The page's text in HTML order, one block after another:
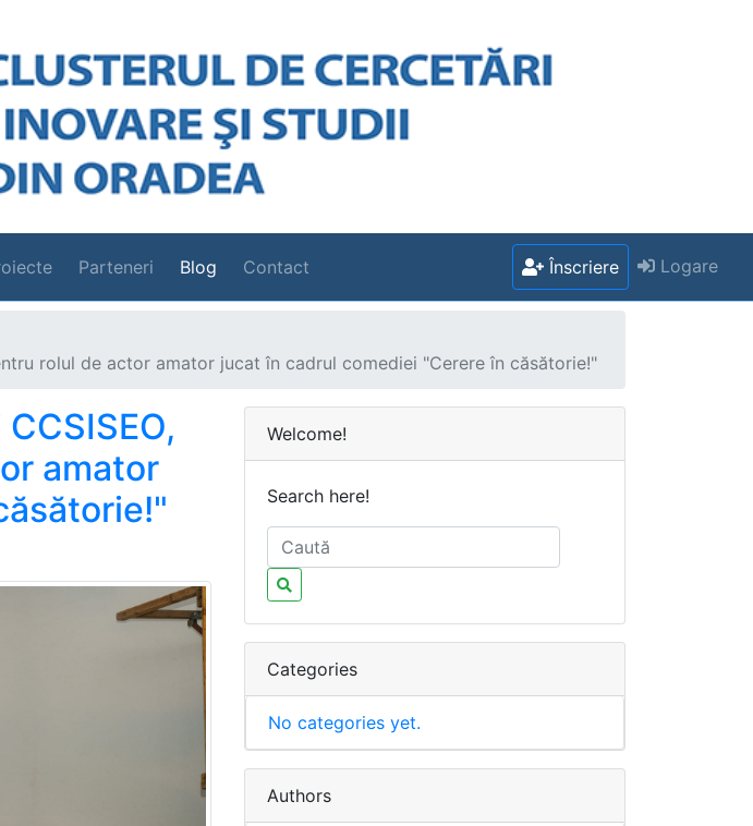
Parteneri Blog Contact Înscriere Logare
rolul de actor amator jucat în cadrul comediei "Cerere în căsătorie!"
amator
Welcome!
Search here!
Categories
No categories yet.
Authors